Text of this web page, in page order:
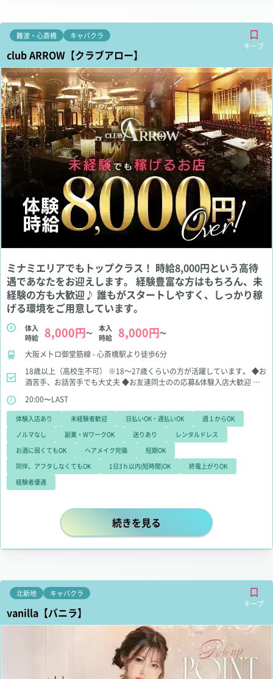
難波・心斎橋
キャバクラ
キープ
club ARROW【クラブアロー】
ミナミエリアでもトップクラス！ 時給8,000円という高待
遇であなたをお迎えします。 経験豊富な方はもちろん、未
経験の方も大歓迎♪ 誰もがスタートしやすく、しっかり稼
げる環境をご用意しています。
体入
時給
8,000円～
本入
時給
8,000円～
大阪メトロ御堂筋線 - 心斎橋駅より徒歩6分
18歳以上（高校生不可）
※18～27歳くらいの方が活躍しています。
◆お
酒苦手、お話苦手でも大丈夫 ◆お友達同士のの応募&体験入店大歓迎 ◆
20:00〜LAST
体験入店あり 未経験者歓迎 日払いOK・週払いOK
週１からOK
ノルマなし
副業・WワークOK 送りあり
レンタルドレス
お酒に弱くてもOK
ヘアメイク完備
短期OK
同伴、アフタしなくてもOK
1日3ｈ以内(短時間)OK
終電上がりOK
経験者優遇
ミナミエリアでもトップクラス！
続きを見る
北新地
キャバクラ
キープ
vanilla【バニラ】